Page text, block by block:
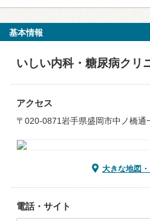
基本情報
いしい内科・糖尿病クリ
アクセス
〒020-0871岩手県盛岡市中ノ橋
大きな地図
電話・サイト